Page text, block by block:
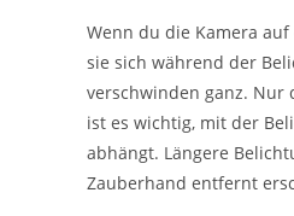
Wenn du die Kamera
sie sich während der
verschwinden ganz. Nur
ist es wichtig, mit der
abhängt. Längere
Zauberhand entfernt